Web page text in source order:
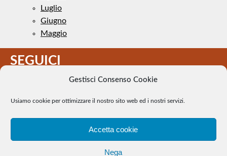
Gestisci Consenso Cookie
Usiamo cookie per ottimizzare il nostro sito web ed i nostri servizi.
Accetta cookie
Nega
Luglio
Giugno
Maggio
SEGUICI